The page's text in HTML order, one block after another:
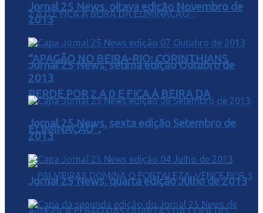
“APAGÃO NO BEIRA-RIO: CORINTHIANS
PERDE POR 2 A 0 E FICA À BEIRA DA
ELIMINAÇÃO”.
Jornal 25 News, oitava edição Novembro de
2013
Jornal 25 News, sétima edição Outubro de
2013
Jornal 25 News, sexta edição Setembro de
2013
Jornal 25 News, quarta edição Julho de 2013